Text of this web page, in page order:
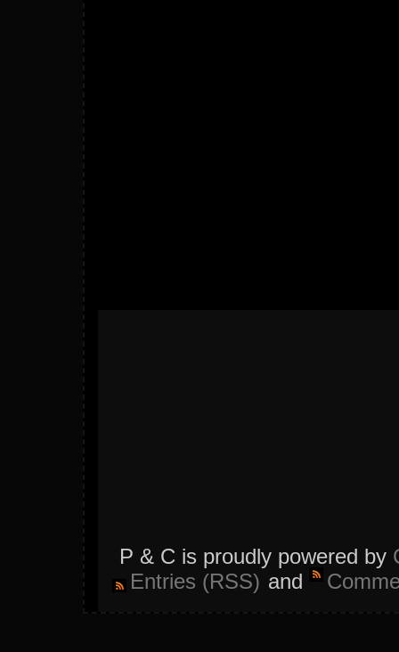
P & C is proudly powered by
Entries (RSS) and